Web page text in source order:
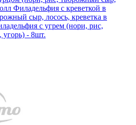
Филадельфия с креветкой в
сыр, лосось, креветка в
с угрем (нори, рис,
- 8шт.